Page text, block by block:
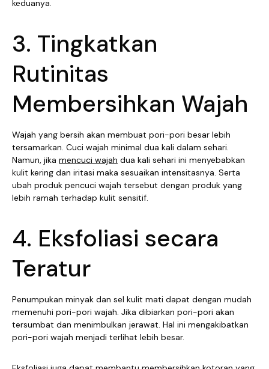
keduanya.
3. Tingkatkan
Rutinitas
Membersihkan Wajah
Wajah yang bersih akan membuat pori-pori besar lebih
tersamarkan. Cuci wajah minimal dua kali dalam sehari.
Namun, jika mencuci wajah dua kali sehari ini menyebabkan
kulit kering dan iritasi maka sesuaikan intensitasnya. Serta
ubah produk pencuci wajah tersebut dengan produk yang
lebih ramah terhadap kulit sensitif.
4. Eksfoliasi secara
Teratur
Penumpukan minyak dan sel kulit mati dapat dengan mudah
memenuhi pori-pori wajah. Jika dibiarkan pori-pori akan
tersumbat dan menimbulkan jerawat. Hal ini mengakibatkan
pori-pori wajah menjadi terlihat lebih besar.